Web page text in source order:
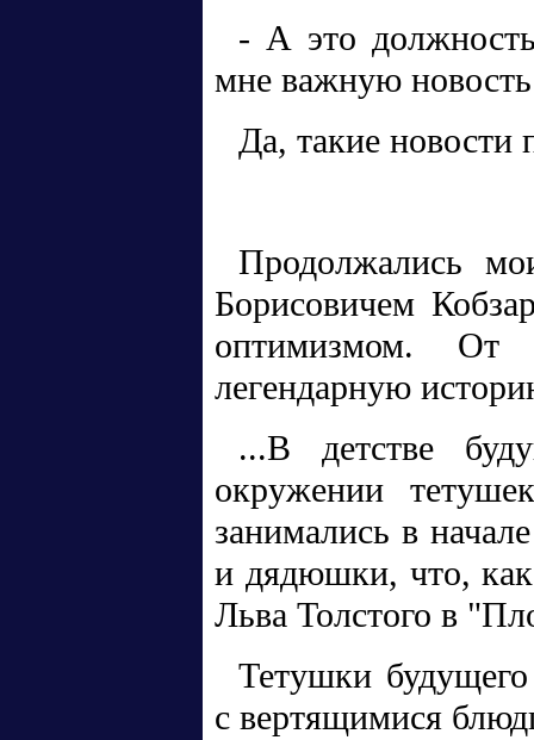
- А это
мне важную
Да, такие новости
Продолжались
Борисовичем
оптимизмом. От
легендарную
...В детстве
окружении
занимались в
и дядюшки, что,
Льва Толстого в
Тетушки будущего
с вертящимися